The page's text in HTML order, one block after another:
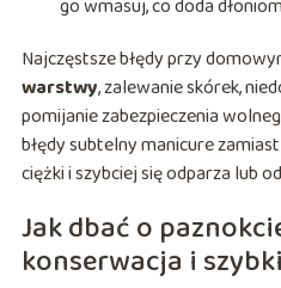
go wmasuj, co doda
Najczęstsze błędy przy
warstwy, zalewanie skórek,
pomijanie zabezpieczenia
błędy subtelny manicure
ciężki i szybciej się odparza lub
Jak dbać o
konserwacja i